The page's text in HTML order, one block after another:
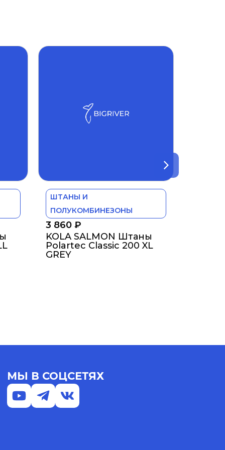
ШТАНЫ И
ПОЛУКОМБИНЕЗОНЫ
3 860 ₽
KOLA SALMON Штаны
Polartec Classic 200 XL
GREY
МЫ В СОЦСЕТЯХ